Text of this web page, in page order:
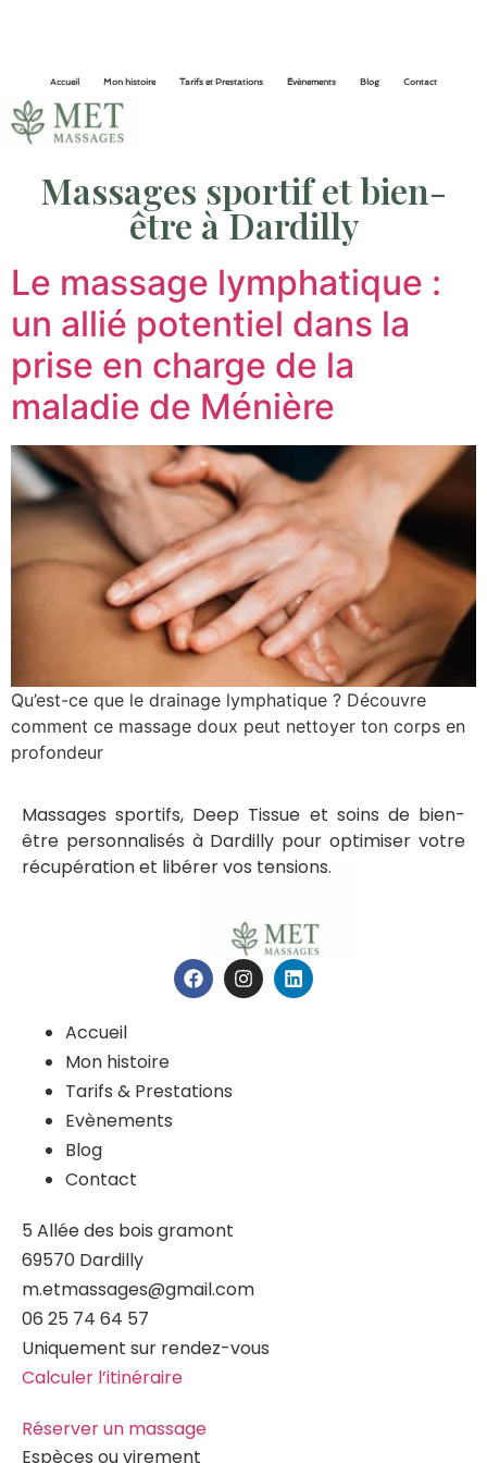
Accueil Mon histoire Tarifs et Prestations Evènements Blog Contact
Massages sportif et bien-
être à Dardilly
Le massage lymphatique :
un allié potentiel dans la
prise en charge de la
maladie de Ménière
Qu’est-ce que le drainage lymphatique ? Découvre
comment ce massage doux peut nettoyer ton corps en
profondeur
Massages sportifs, Deep Tissue et soins de bien-
être personnalisés à Dardilly pour optimiser votre
récupération et libérer vos tensions.
Accueil
Mon histoire
Tarifs & Prestations
Evènements
Blog
Contact
5 Allée des bois gramont
69570 Dardilly
m.etmassages@gmail.com
06 25 74 64 57
Uniquement sur rendez-vous
Calculer l’itinéraire
Réserver un massage
Espèces ou virement